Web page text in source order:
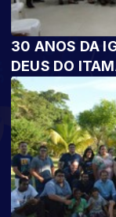
30 ANOS DA
DEUS DO